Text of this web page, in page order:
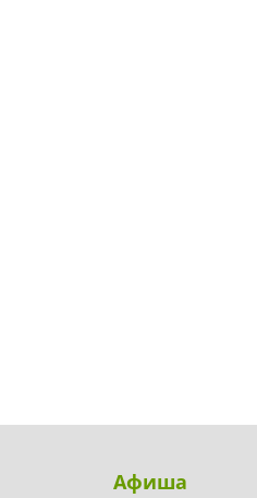
Афиша